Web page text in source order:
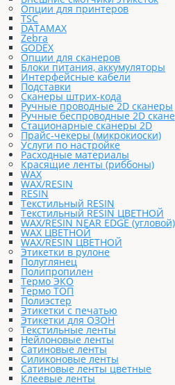
Опции для принтеров
TSC
DATAMAX
Zebra
GODEX
Опции для сканеров
Блоки питания, аккумуляторы
Интерфейсные кабели
Подставки
Сканеры штрих-кода
Ручные проводные 2D сканеры
Ручные беспроводные 2D
Стационарные сканеры 2D
Прайс-чекеры (микрокиоски)
Услуги по настройке
Расходные материалы
Красящие ленты (риббоны)
WAX
WAX/RESIN
RESIN
Текстильный RESIN
Текстильный RESIN ЦВЕТНОЙ
WAX/RESIN NEAR EDGE (угловой)
WAX ЦВЕТНОЙ
WAX/RESIN ЦВЕТНОЙ
Этикетки в рулоне
Полуглянец
Полипропилен
Термо ЭКО
Термо ТОП
Полиэстер
Этикетки с печатью
Этикетки для ОЗОН
Текстильные ленты
Нейлоновые ленты
Сатиновые ленты
Силиконовые ленты
Сатиновые ленты цветные
Клеевые ленты